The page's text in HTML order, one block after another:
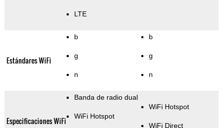
LTE
Estándares WiFi
b
g
n
b
g
n
Especificaciones WiFi
Banda de radio dual
WiFi Hotspot
WiFi Hotspot
WiFi Direct